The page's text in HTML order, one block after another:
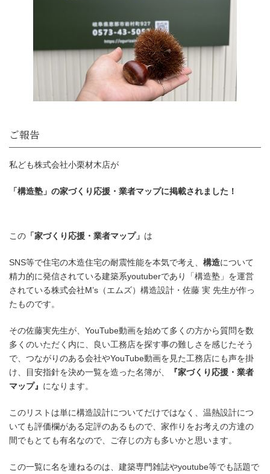
ご報告
私ども株式会社小栗材木店が
「構造塾」の家づくり応援・業者マップに掲載されました！
この 「家づくり応援・業者マップ」 は
SNS等で住宅の木造住宅の耐震性能を本気で考え、 構造について
精力的に発信されている建築系youtuberであり「構造塾」を運営
されている株式会社M’s（エムズ）構造設計・佐藤 実 先生が作っ
たものです。
その佐藤実先生が、YouTube動画を始めて多くの方から質問を数
多くのいただく内に、良い工務店を探す事の難しさを感じたそう
で、つながりのある会社やYouTube動画を見た工務店にも声を掛
け、目安指針を決め一覧を造った名簿が、
『家づくり応援・業者
マップ』 になります。
このリストは単に構造設計についてだけではなく、温熱設計につ
いても評価欄がある定評のあるもので、家作りをお考えの方達の
間でもとても有名なので、ご存じの方も多いかと思います。
この一覧に名を連ねるのは、建築専門雑誌やyoutube等でも話題で